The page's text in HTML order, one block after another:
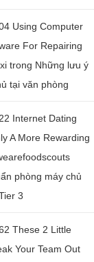
Using Computer
For Repairing
trong Những lưu ý
tại văn phòng
Internet Dating
A More Rewarding
phòng máy chủ
3
These 2 Little
Your Team Out